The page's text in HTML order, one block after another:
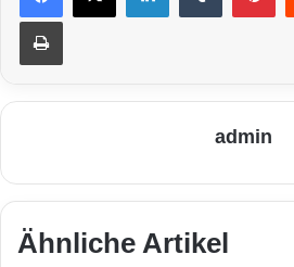
Drucken
admin
Ähnliche Artikel